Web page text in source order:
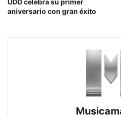
aniversario con gran éxito